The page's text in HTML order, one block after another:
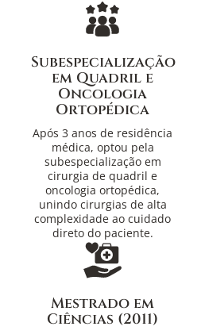
Subespecialização
em Quadril e
Oncologia
Ortopédica
Após 3 anos de residência
médica, optou pela
subespecialização em
cirurgia de quadril e
oncologia ortopédica,
unindo cirurgias de alta
complexidade ao cuidado
direto do paciente.
Mestrado em
Ciências (2011)